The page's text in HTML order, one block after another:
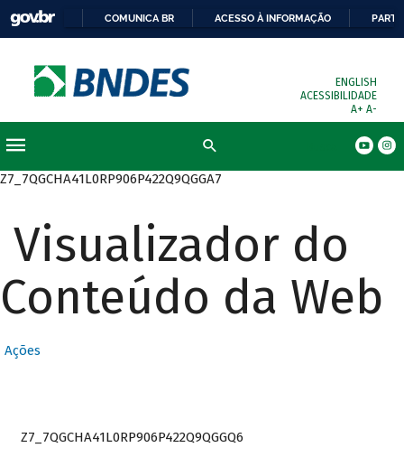
COMUNICA BR ACESSO À INFORMAÇÃO
ENGLISH
ACESSIBILIDADE
A+ A-
Z7_7QGCHA41L0RP906P422Q9QGGA7
Visualizador do
Conteúdo da Web
Ações
Z7_7QGCHA41L0RP906P422Q9QGGQ6